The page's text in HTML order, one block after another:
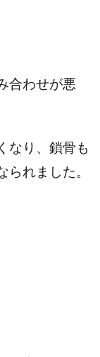
合わせが悪
なり、鎖骨も
られました。